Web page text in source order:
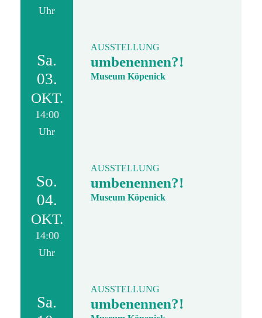
Uhr
Sa.
03.
OKT.
14:00
Uhr
AUSSTELLUNG
umbenennen?!
Museum Köpenick
So.
04.
OKT.
14:00
Uhr
AUSSTELLUNG
umbenennen?!
Museum Köpenick
Sa.
AUSSTELLUNG
umbenennen?!